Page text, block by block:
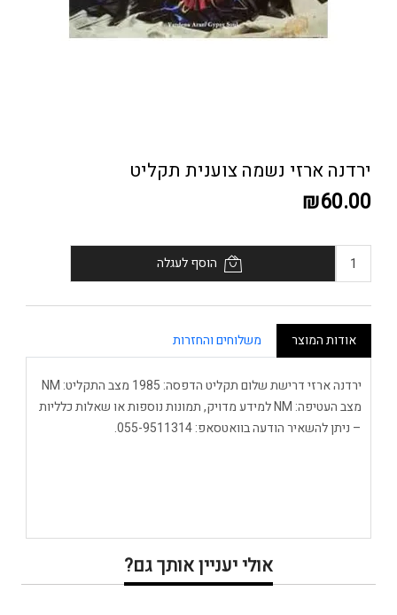
ירדנה ארזי נשמה צוענית תקליט
₪60.00
הוסף לעגלה
אודות המוצר משלוחים והחזרות
ירדנה ארזי דרישת שלום תקליט הדפסה: 1985 מצב התקליט: NM
מצב העטיפה: NM למידע מדויק, תמונות נוספות או שאלות כלליות
– ניתן להשאיר הודעה בוואטסאפ: 055-9511314.
אולי יעניין אותך גם?